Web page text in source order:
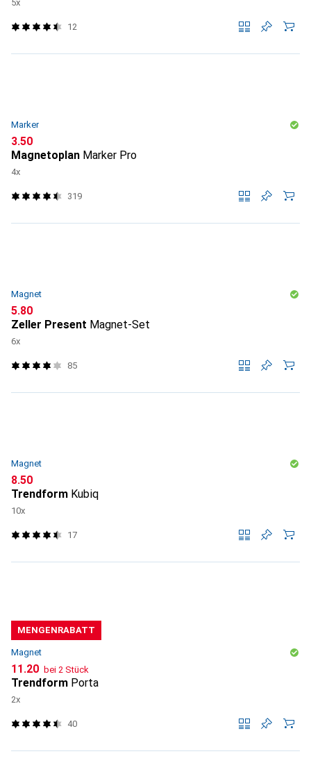
5x
12
Marker
CHF
3.50
Magnetoplan Marker Pro
4x
319
Magnet
CHF
5.80
Zeller Present Magnet-Set
6x
85
Magnet
CHF
8.50
Trendform Kubiq
10x
17
MENGENRABATT
Magnet
CHF
11.20 bei 2 Stück
Trendform Porta
2x
40